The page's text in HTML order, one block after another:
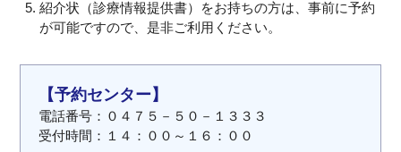
紹介状（診療情報提供書）をお持ちの方は、事前に予約
が可能ですので、是非ご利用ください。
【予約センター】
電話番号：０４７５－５０－１３３３
受付時間：１４：００～１６：００